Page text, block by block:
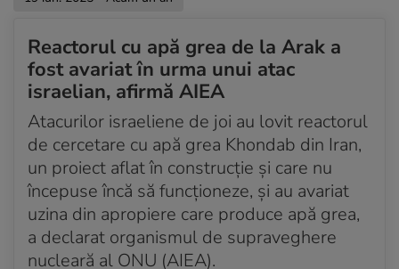
avariat spitalul israelian era un obiectiv militar din
apropiere
Acum un an
Războiul secret al Israelului în Iran: telefoane
piratate, agenți sub acoperire și sisteme de arme
miniaturizate
Acum un an
Ministru israelian: Khamenei va fi tras la răspundere
pentru crimele sale
Reactorul cu apă grea de la Arak a
fost avariat în urma unui atac
israelian, afirmă AIEA
Atacurilor israeliene de joi au lovit reactorul
de cercetare cu apă grea Khondab din Iran,
un proiect aflat în construcție și care nu
începuse încă să funcționeze, și au avariat
uzina din apropiere care produce apă grea,
a declarat organismul de supraveghere
nucleară al ONU (AIEA).